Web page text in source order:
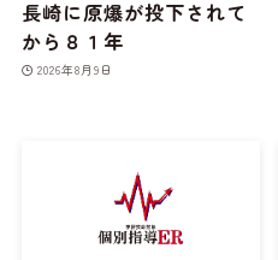
長崎に原爆が投下されて
から８１年
2026年8月9日